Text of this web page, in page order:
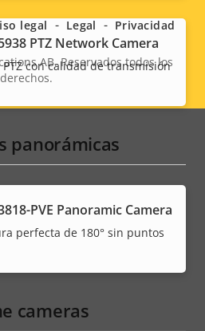
PTZ Network Camera
PTZ con calidad de transmisión
panorámicas
PVE Panoramic Camera
perfecta de 180° sin puntos
cameras
AB. Reservados todos los
derechos.
legal Legal Privacidad